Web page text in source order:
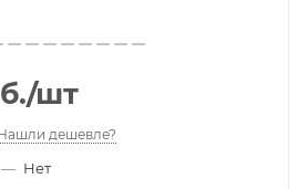
/шт
дешевле?
— Нет